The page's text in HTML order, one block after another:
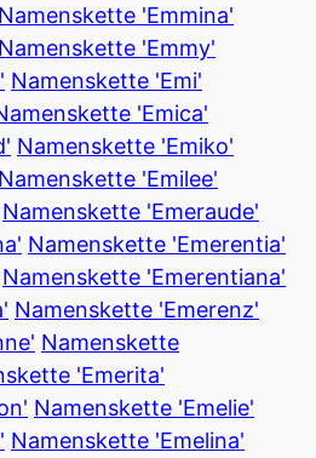
Namenskette 'Emmina'
Namenskette 'Emmy'
Namenskette 'Emi'
'Emica'
Namenskette 'Emiko'
Namenskette 'Emilee'
Namenskette 'Emeraude'
Namenskette 'Emerentia'
Namenskette 'Emerentiana'
Namenskette 'Emerenz'
Namenskette
'Emerita'
Namenskette 'Emelie'
Namenskette 'Emelina'